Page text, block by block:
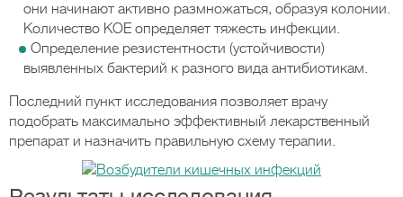
они начинают активно размножаться, образуя колонии.
Количество КОЕ определяет тяжесть инфекции.
Определение резистентности (устойчивости)
выявленных бактерий к разного вида антибиотикам.
Последний пункт исследования позволяет врачу
подобрать максимально эффективный лекарственный
препарат и назначить правильную схему терапии.